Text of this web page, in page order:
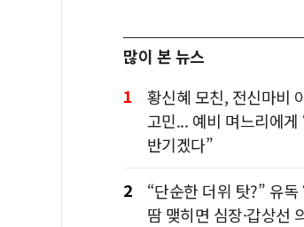
많이 본 뉴스
1
황신혜 모친, 전신마비
고민... 예비 며느리에게
반기겠다”
2
“단순한 더위 탓?” 유독
땀 맺히면 심장·갑상선